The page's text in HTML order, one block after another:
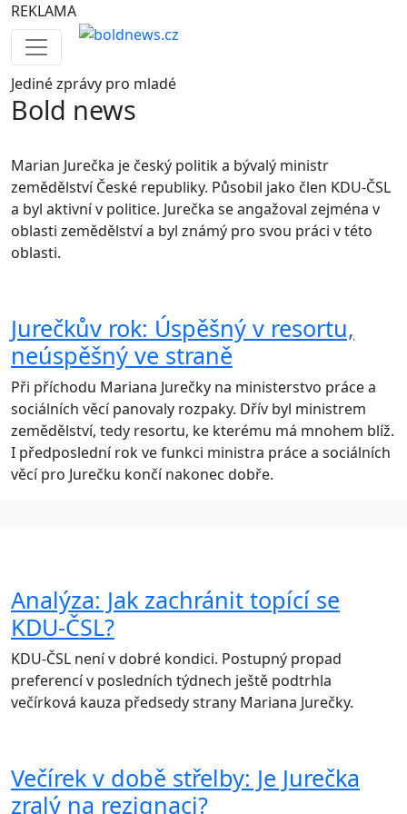
REKLAMA
Jedinézprávy pro mladé
Bold news
Marian Jurečka je český politik a bývalý ministr
zemědělství České republiky. Působil jako člen KDU-ČSL
a byl aktivní v politice. Jurečka se angažoval zejména v
oblasti zemědělství a byl známý pro svou práci v této
oblasti.
Jurečkův rok: Úspěšný v resortu,
neúspěšný ve straně
Při příchodu Mariana Jurečky na ministerstvo práce a
sociálních věcí panovaly rozpaky. Dřív byl ministrem
zemědělství, tedy resortu, ke kterému má mnohem blíž.
I předposlední rok ve funkci ministra práce a sociálních
věcí pro Jurečku končí nakonec dobře.
Analýza: Jak zachránit topící se
KDU-ČSL?
KDU-ČSL není v dobré kondici. Postupný propad
preferencí v posledních týdnech ještě podtrhla
večírková kauza předsedy strany Mariana Jurečky.
Večírek v době střelby: Je Jurečka
zralý na rezignaci?